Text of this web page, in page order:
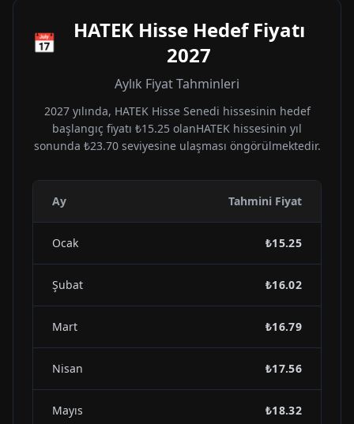
📅 HATEKHisse Hedef Fiyatı
2027
Aylık Fiyat Tahminleri
2027yılında, HATEKHisse Senedi hissesinin hedef
başlangıç fiyatı ₺15.25 olanHATEK hissesinin yıl
sonunda ₺23.70seviyesine ulaşması öngörülmektedir.
Ay Tahmini Fiyat
Ocak ₺15.25
Şubat ₺16.02
Mart ₺16.79
Nisan ₺17.56
Mayıs ₺18.32